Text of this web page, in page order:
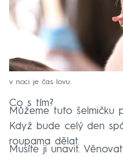
v noci je čas lovu.
Co s tím?
Můžeme tuto šelmičku
Když bude celý den
roupama dělat.
Musíte ji unavit.